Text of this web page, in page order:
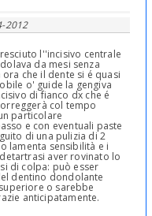
2012
l''incisivo centrale
da mesi senza
che il dente si é quasi
o' guide la gengiva
di fianco dx che é
col tempo
particolare
e con eventuali paste
di una pulizia di 2
lamenta sensibilità e i
aver rovinato lo
di colpa: può esser
dentino dondolante
o sarebbe
anticipatamente.